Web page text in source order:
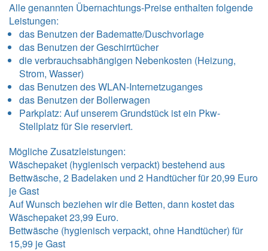
Alle genannten Übernachtungs-Preise enthalten folgende
Leistungen:
das Benutzen der Badematte/Duschvorlage
das Benutzen der Geschirrtücher
die verbrauchsabhängigen Nebenkosten (Heizung,
Strom, Wasser)
das Benutzen des WLAN-Internetzuganges
das Benutzen der Bollerwagen
Parkplatz: Auf unserem Grundstück ist ein Pkw-
Stellplatz für Sie reserviert.
Mögliche Zusatzleistungen:
Wäschepaket (hygienisch verpackt) bestehend aus
Bettwäsche, 2 Badelaken und 2 Handtücher für 20,99 Euro
je Gast
Auf Wunsch beziehen wir die Betten, dann kostet das
Wäschepaket 23,99 Euro.
Bettwäsche (hygienisch verpackt, ohne Handtücher) für
15,99 je Gast